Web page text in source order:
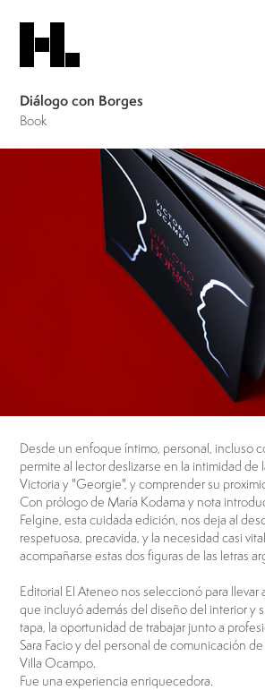
Diálogo con Borges
Book
Desde un enfoque íntimo, personal, incluso
permite al lector deslizarse en la intimidad de
Victoria y "Georgie", y comprender su
Con prólogo de María Kodama y nota
Felgine, esta cuidada edición, nos deja al
respetuosa, precavida, y la necesidad casi
acompañarse estas dos figuras de las letras
Editorial El Ateneo nos seleccionó para llevar
que incluyó además del diseño del interior y
tapa, la oportunidad de trabajar junto a
Sara Facio y del personal de comunicación
Villa Ocampo.
Fue una experiencia enriquecedora.